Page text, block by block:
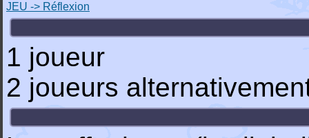
JEU -> Réflexion
1 joueur
2 joueurs